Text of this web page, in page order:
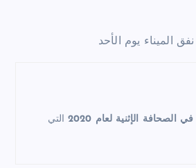
الميناء يوم الأحد
الصحافة الإثنية لعام 2020
التي